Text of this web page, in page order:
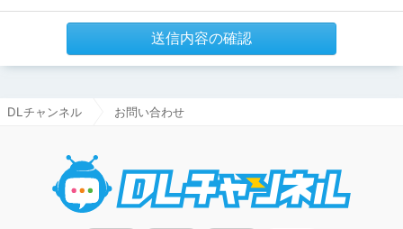
送信内容の確認
DLチャンネル お問い合わせ